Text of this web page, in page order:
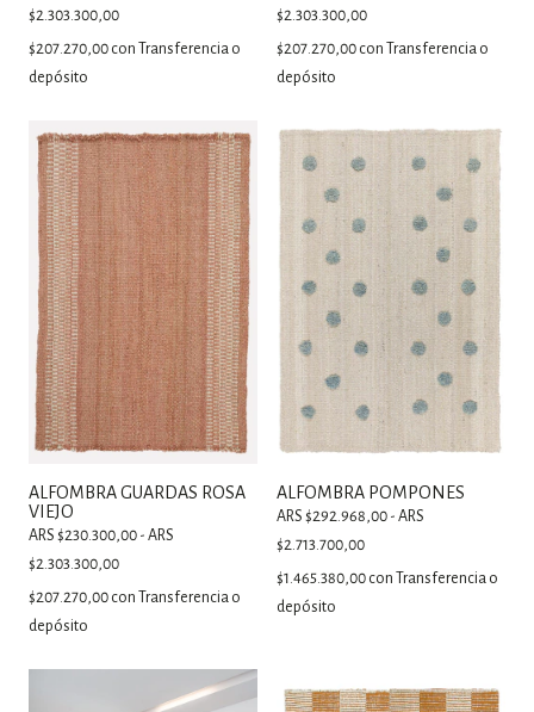
$2.303.300,00
$207.270,00 con
Transferencia o
depósito
$2.303.300,00
$207.270,00 con
Transferencia o
depósito
ALFOMBRA GUARDAS ROSA
VIEJO
ARS $230.300,00 - ARS
$2.303.300,00
$207.270,00 con
Transferencia o
depósito
ALFOMBRA POMPONES
ARS $292.968,00 - ARS
$2.713.700,00
$1.465.380,00 con
Transferencia o
depósito